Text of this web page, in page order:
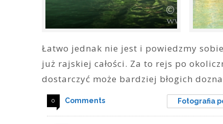
Łatwo jednak nie jest i powiedzmy
już rajskiej całości. Za to rejs po
dostarczyć może bardziej błogich
0 Comments Fotografia